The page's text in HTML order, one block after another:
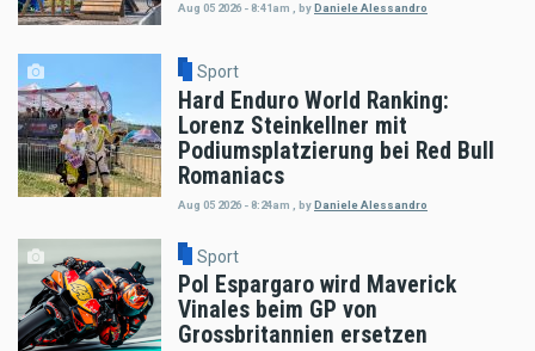
Aug 05 2026 - 8:41am byDaniele Alessandro
Sport
Hard Enduro World Ranking:
Lorenz Steinkellner mit
Podiumsplatzierung bei Red Bull
Romaniacs
Aug 05 2026 - 8:24am byDaniele Alessandro
Sport
Pol Espargaro wird Maverick
Vinales beim GP von
Grossbritannien ersetzen